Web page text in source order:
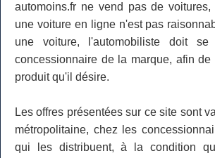
automoins.fr ne vend pas de voitures,
une voiture en ligne n'est pas
une voiture, l'automobiliste doit
concessionnaire de la marque, afin
produit qu'il désire.
Les offres présentées sur ce site sont
métropolitaine, chez les
qui les distribuent, à la condition